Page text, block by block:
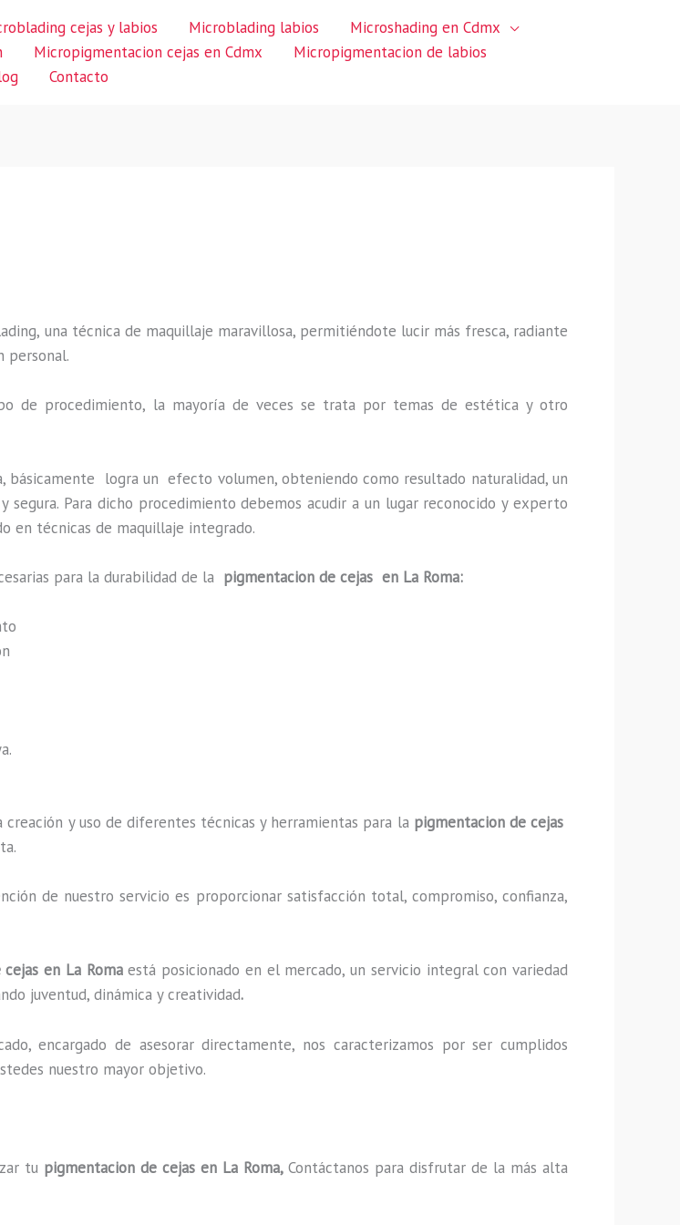
cejas y labios Microblading labios
Microshading en Cdmx
Micropigmentacion cejas en Cdmx
Micropigmentacion de labios
Contacto
una técnica de maquillaje maravillosa, permitiéndote lucir más fresca, radiante
personal.
de procedimiento, la mayoría de veces se trata por temas de estética y otro
básicamente logra un efecto volumen, obteniendo como resultado naturalidad, un
Para dicho procedimiento debemos acudir a un lugar reconocido y experto
en técnicas de maquillaje integrado.
para la durabilidad de la pigmentacion de cejas en La Roma:
y uso de diferentes técnicas y herramientas para la pigmentacion de cejas
de nuestro servicio es proporcionar satisfacción total, compromiso, confianza,
en La Romaestá posicionado en el mercado, un servicio integral con variedad
juventud, dinámica y creatividad.
encargado de asesorar directamente, nos caracterizamos por ser cumplidos
nuestro mayor objetivo.
tu pigmentacion de cejas en La Roma, Contáctanos para disfrutar de la más alta